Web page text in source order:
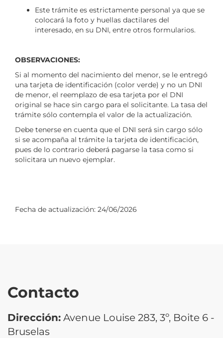
Este trámite es estrictamente personal ya que se
colocará la foto y huellas dactilares del
interesado, en su DNI, entre otros formularios.
OBSERVACIONES:
Si al momento del nacimiento del menor, se le entregó
una tarjeta de identificación (color verde) y no un DNI
de menor, el reemplazo de esa tarjeta por el DNI
original se hace sin cargo para el solicitante. La tasa del
trámite sólo contempla el valor de la actualización.
Debe tenerse en cuenta que el DNI será sin cargo sólo
si se acompaña al trámite la tarjeta de identificación,
pues de lo contrario deberá pagarse la tasa como si
solicitara un nuevo ejemplar.
Fecha de actualización: 24/06/2026
Contacto
Dirección: Avenue Louise 283, 3º, Boite 6 -
Bruselas